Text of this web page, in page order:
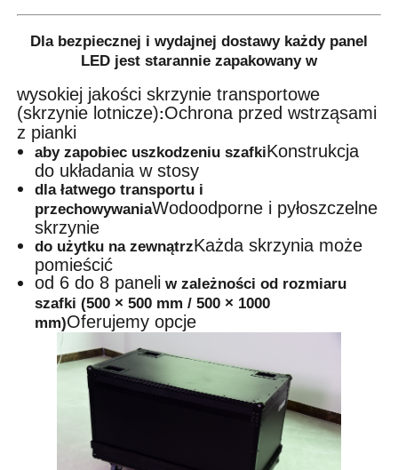
Dla bezpiecznej i wydajnej dostawy każdy panel
LED jest starannie zapakowany w
wysokiej jakości skrzynie transportowe
(skrzynie lotnicze):Ochrona przed wstrząsami
z pianki
aby zapobiec uszkodzeniu szafkiKonstrukcja
do układania w stosy
dla łatwego transportu i
przechowywaniaWodoodporne i pyłoszczelne
skrzynie
do użytku na zewnątrzKażda skrzynia może
pomieścić
od 6 do 8 paneli w zależności od rozmiaru
szafki (500 × 500 mm / 500 × 1000
mm)Oferujemy opcje